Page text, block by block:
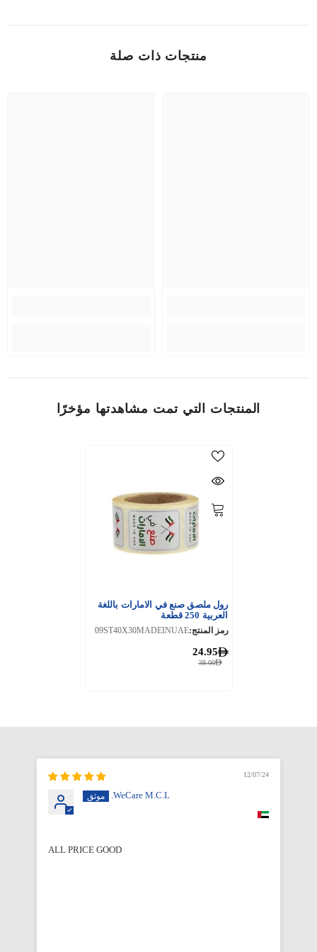
منتجات ذات صلة
المنتجات التي تمت مشاهدتها مؤخرًا
رول ملصق صنع في الامارات باللغة
العربية 250 قطعة
رمز المنتج:09ST40X30MADEINUAE
38.00
24.95
12/07/24
WeCare M.C.L.
ALL PRICE GOOD